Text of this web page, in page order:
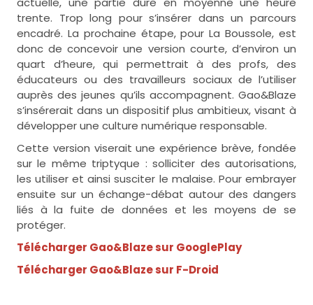
trente. Trop long pour s’insérer dans un parcours
encadré. La prochaine étape, pour La Boussole, est
donc de concevoir une version courte, d’environ un
quart d’heure, qui permettrait à des profs, des
éducateurs ou des travailleurs sociaux de l’utiliser
auprès des jeunes qu’ils accompagnent. Gao&Blaze
s’insérerait dans un dispositif plus ambitieux, visant à
développer une culture numérique responsable.
Cette version viserait une expérience brève, fondée
sur le même triptyque : solliciter des autorisations,
les utiliser et ainsi susciter le malaise. Pour embrayer
ensuite sur un échange-débat autour des dangers
liés à la fuite de données et les moyens de se
protéger.
Télécharger Gao&Blaze sur GooglePlay
Télécharger Gao&Blaze sur F-Droid